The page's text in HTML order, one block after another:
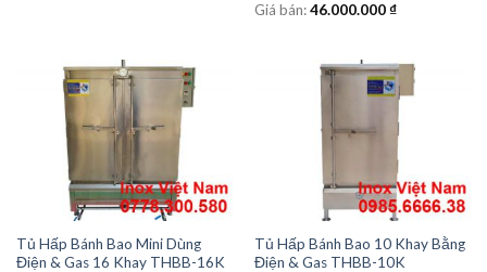
Giá bán:46.000.000₫
Tủ Hấp Bánh Bao Mini Dùng
Điện & Gas 16 Khay THBB-16K
Tủ Hấp Bánh Bao 10 Khay Bằng
Điện & Gas THBB-10K